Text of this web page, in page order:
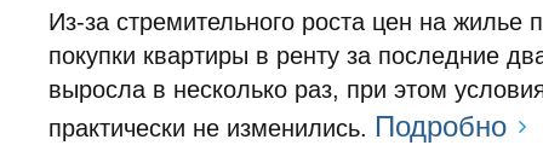
Из-за стремительного роста цен на жилье
покупки квартиры в ренту за последние
выросла в несколько раз, при этом
практически не изменились. Подробно